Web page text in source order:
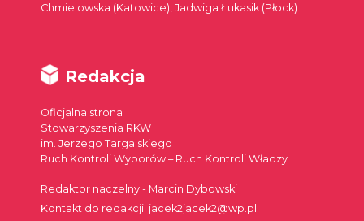
Chmielowska (Katowice), Jadwiga Łukasik (Płock)
Redakcja
Oficjalna strona
Stowarzyszenia RKW
im. Jerzego Targalskiego
Ruch Kontroli Wyborów – Ruch Kontroli Władzy
Redaktor naczelny - Marcin Dybowski
Kontakt do redakcji: jacek2jacek2@wp.pl